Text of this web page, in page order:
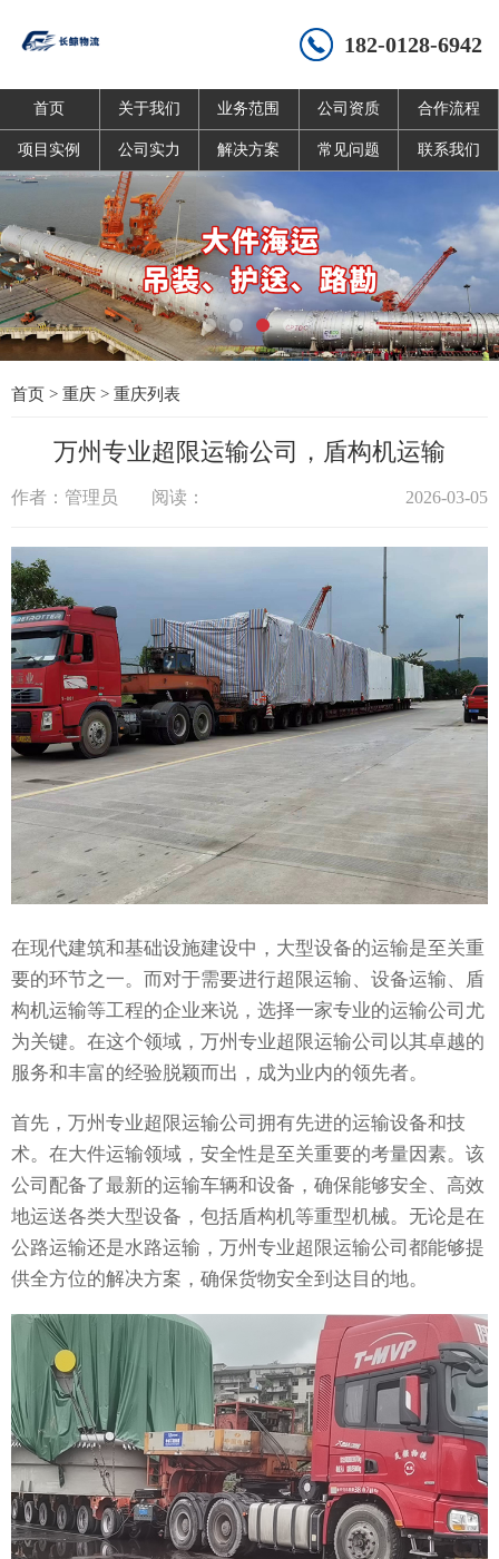
182-0128-6942
首页 关于我们 业务范围 公司资质 合作流程
项目实例 公司实力 解决方案 常见问题 联系我们
首页 > 重庆 > 重庆列表
万州专业超限运输公司，盾构机运输
作者：管理员 阅读： 2026-03-05
在现代建筑和基础设施建设中，大型设备的运输是至关重
要的环节之一。而对于需要进行超限运输、设备运输、盾
构机运输等工程的企业来说，选择一家专业的运输公司尤
为关键。在这个领域，万州专业超限运输公司以其卓越的
服务和丰富的经验脱颖而出，成为业内的领先者。
首先，万州专业超限运输公司拥有先进的运输设备和技
术。在大件运输领域，安全性是至关重要的考量因素。该
公司配备了最新的运输车辆和设备，确保能够安全、高效
地运送各类大型设备，包括盾构机等重型机械。无论是在
公路运输还是水路运输，万州专业超限运输公司都能够提
供全方位的解决方案，确保货物安全到达目的地。